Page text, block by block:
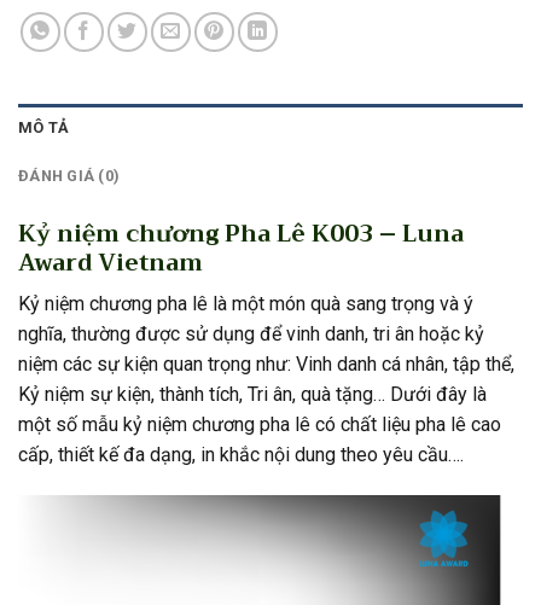
MÔ TẢ
ĐÁNH GIÁ (0)
Kỷ niệm chương Pha Lê K003 – Luna
Award Vietnam
Kỷ niệm chương pha lê là một món quà sang trọng và ý
nghĩa, thường được sử dụng để vinh danh, tri ân hoặc kỷ
niệm các sự kiện quan trọng như: Vinh danh cá nhân, tập thể,
Kỷ niệm sự kiện, thành tích, Tri ân, quà tặng… Dưới đây là
một số mẫu kỷ niệm chương pha lê có chất liệu pha lê cao
cấp, thiết kế đa dạng, in khắc nội dung theo yêu cầu….